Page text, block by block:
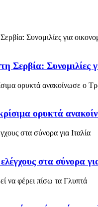
Σερβία: Συνομιλίες
ορυκτά
στα σύνορα